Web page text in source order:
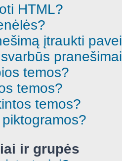
HTML?
įtraukti
temos?
temos?
temos?
ir grupės